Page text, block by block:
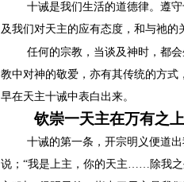
十诫是我们生活的道德律。遵
及我们对天主的应有态度，和与祂的
任何的宗教，当谈及神时，都
教中对神的敬爱，亦有其传统的方
早在天主十诫中表白出来。
钦崇一天主在万有之上
十诫的第一条，开宗明义便道
说；“我是上主，你的天主
除我